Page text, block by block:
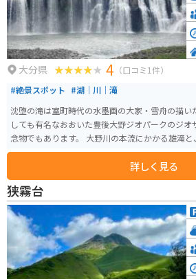
時間ほどで完了し、女性の登山者も多く訪れます。 さらに、由布岳は「
ッケン現象」が体験できる数少ない山の一つでも
背に立った時に自分の影が前方の雲や霧に巨大に
た光の輪が見える現象です。 アクセスも良く、由布市に近づくに連れてその
雄大な姿が現れ、高速道路を使用する場合でも、
壮大な景色を堪能できます。
大分県 4 （口コミ1件）
#絶景スポット #湖｜川｜滝
沈堕の滝は室町時代の水墨画の大家・雪舟の描い
しても有名なおおいた豊後大野ジオパークのジ
念物でもあります。 大野川の本流にかかる雄滝
滝からなり、雄滝は幅約100ｍ、高さは約20ｍあ
2段重ねになっているような、とても不思議な情
しても大人気です。 明治時代に建てられ、近代
造の沈堕発電所も、沈堕の滝に隣接しています。
詳しく見る
狭霧台